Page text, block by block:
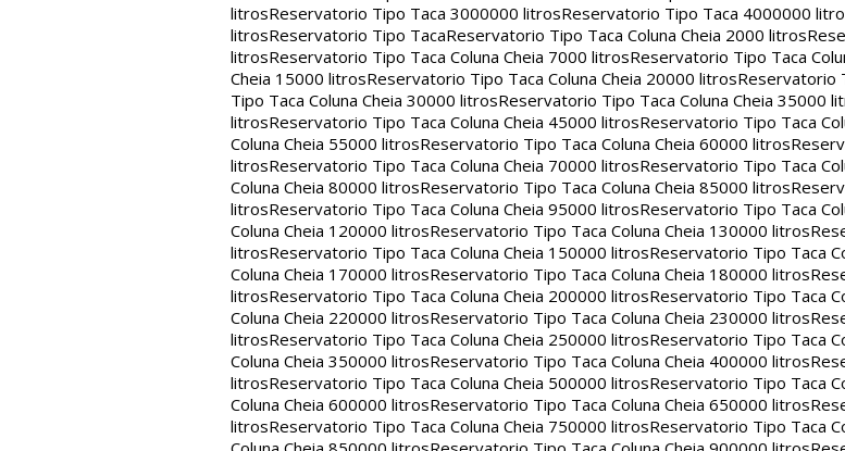
litrosReservatorio Tipo Taca 3000000 litrosReservatorio Tipo Taca 4000000
litrosReservatorio Tipo TacaReservatorio Tipo Taca Coluna Cheia 2000 litros
litrosReservatorio Tipo Taca Coluna Cheia 7000 litrosReservatorio Tipo Taca
Cheia 15000 litrosReservatorio Tipo Taca Coluna Cheia 20000 litrosReservatorio
Tipo Taca Coluna Cheia 30000 litrosReservatorio Tipo Taca Coluna Cheia 35000
litrosReservatorio Tipo Taca Coluna Cheia 45000 litrosReservatorio Tipo Taca
Coluna Cheia 55000 litrosReservatorio Tipo Taca Coluna Cheia 60000 litros
litrosReservatorio Tipo Taca Coluna Cheia 70000 litrosReservatorio Tipo Taca
Coluna Cheia 80000 litrosReservatorio Tipo Taca Coluna Cheia 85000 litros
litrosReservatorio Tipo Taca Coluna Cheia 95000 litrosReservatorio Tipo Taca
Coluna Cheia 120000 litrosReservatorio Tipo Taca Coluna Cheia 130000 litros
litrosReservatorio Tipo Taca Coluna Cheia 150000 litrosReservatorio Tipo Taca
Coluna Cheia 170000 litrosReservatorio Tipo Taca Coluna Cheia 180000 litros
litrosReservatorio Tipo Taca Coluna Cheia 200000 litrosReservatorio Tipo Taca
Coluna Cheia 220000 litrosReservatorio Tipo Taca Coluna Cheia 230000 litros
litrosReservatorio Tipo Taca Coluna Cheia 250000 litrosReservatorio Tipo Taca
Coluna Cheia 350000 litrosReservatorio Tipo Taca Coluna Cheia 400000 litros
litrosReservatorio Tipo Taca Coluna Cheia 500000 litrosReservatorio Tipo Taca
Coluna Cheia 600000 litrosReservatorio Tipo Taca Coluna Cheia 650000 litros
litrosReservatorio Tipo Taca Coluna Cheia 750000 litrosReservatorio Tipo Taca